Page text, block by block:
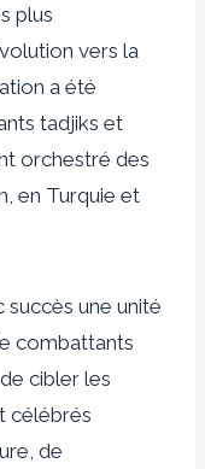
plus
vers la
a été
tadjiks et
orchestré des
en Turquie et
succès une unité
combattants
cibler les
célébrés
de